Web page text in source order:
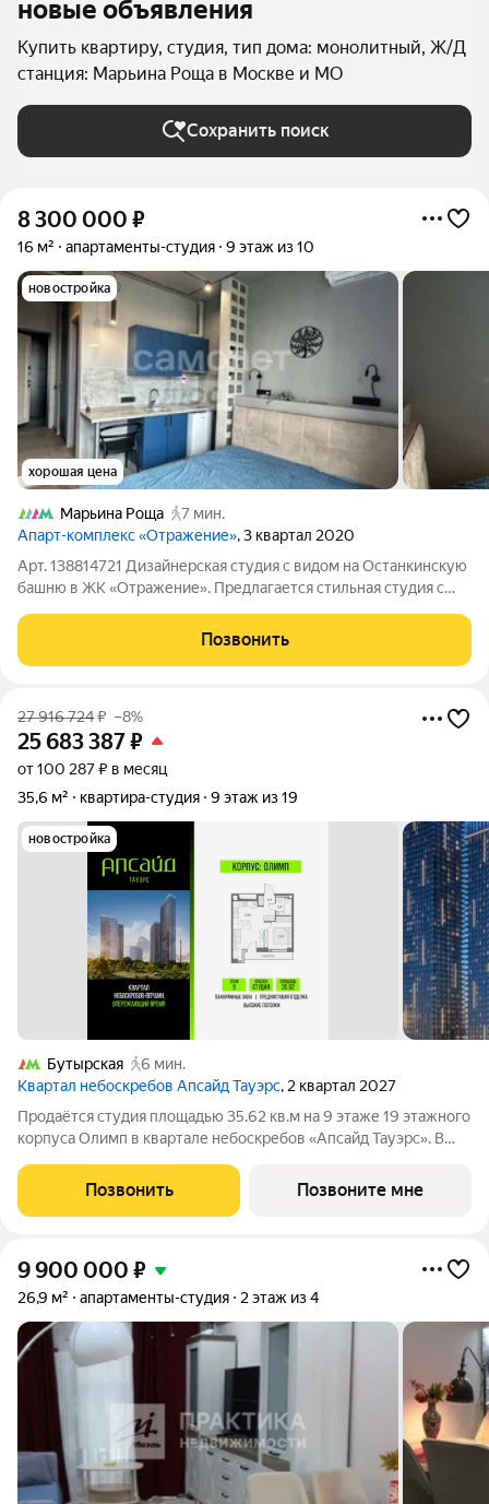
новые объявления
Купить квартиру, студия, тип дома: монолитный, Ж/Д
станция: Марьина Роща в Москве и МО
Сохранить поиск
8 300 000 ₽
16 м² апартаменты-студия 9 этаж из 10
новостройка
хорошая цена
Марьина Роща
7 мин.
Апарт-комплекс «Отражение», 3 квартал 2020
Арт. 138814721 Дизайнерская студия с видом на Останкинскую
башню в ЖК «Отражение». Предлагается стильная студия с
«Отражение», расположенном всего в 10 минутах пешком от
станции метро «Марьина
Позвонить
27 916 724₽ –8%
25 683 387₽
от 100 287 ₽ в месяц
35,6 м²
квартира-студия 9 этаж из 19
новостройка
Бутырская
6 мин.
Квартал небоскребов Апсайд Тауэрс, 2 квартал 2027
Продаётся студия площадью 35.62 кв.м на 9 этаже 19 этажного
корпуса Олимп в квартале небоскребов «Апсайд Тауэрс». В
ландшафтный парк. Номер квартиры В0910. «Апсайд Тауэрс» -
технологичный
Позвонить Позвоните мне
9 900 000 ₽
26,9 м² апартаменты-студия 2 этаж из 4